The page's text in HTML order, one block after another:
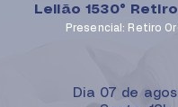
Leilão 1530°
Presencial: Retiro
Dia 07 de